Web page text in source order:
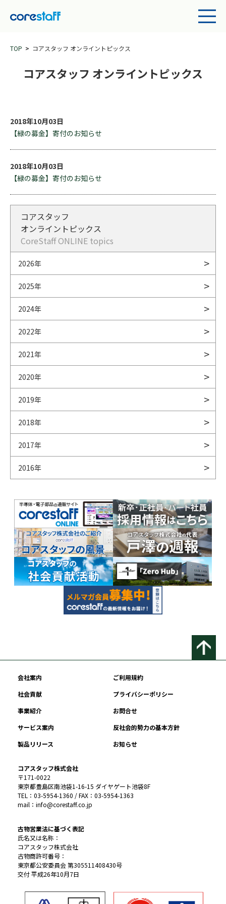
TOP コアスタッフ オンライントピックス
コアスタッフ オンライントピックス
2018年10月03日
【緑の募金】寄付のお知らせ
2018年10月03日
【緑の募金】寄付のお知らせ
コアスタッフ
オンライントピックス
CoreStaff ONLINE topics
2026年
2025年
2024年
2022年
2021年
2020年
2019年
2018年
2017年
2016年
会社案内
ご利用規約
社会貢献
プライバシーポリシー
事業紹介
お問合せ
サービス案内
反社会的勢力の基本方針
製品リリース
お知らせ
コアスタッフ株式会社
〒171-0022
東京都豊島区南池袋1-16-15 ダイヤゲート池袋8F
TEL：03-5954-1360 / FAX：03-5954-1363
mail：info@corestaff.co.jp
古物営業法に基づく表記
氏名又は名称：
コアスタッフ株式会社
古物商許可番号：
東京都公安委員会 第305511408430号
交付 平成26年10月7日